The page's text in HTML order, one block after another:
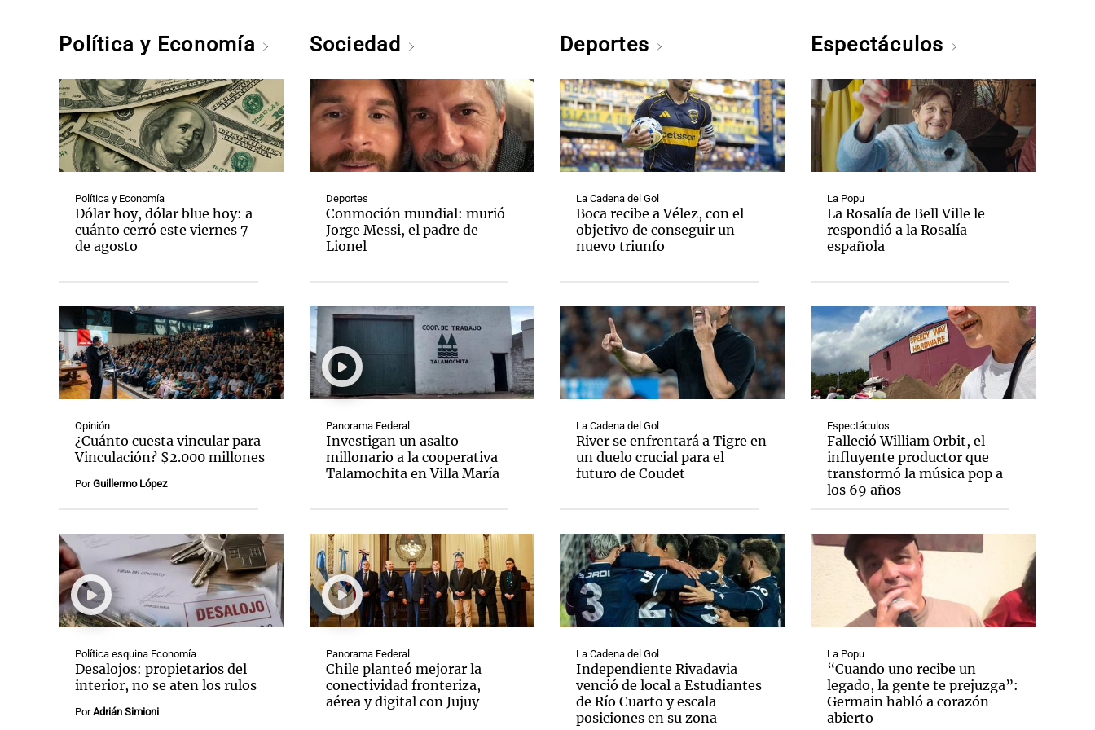
Política y Economía
Política y Economía
Dólar hoy, dólar blue hoy: a
cuánto cerró este viernes 7
de agosto
Opinión
¿Cuánto cuesta vincular para
Vinculación? $2.000 millones
PorGuillermo López
Política esquina Economía
Desalojos: propietarios del
interior, no se aten los rulos
PorAdrián Simioni
Sociedad
Deportes
Conmoción mundial: murió
Jorge Messi, el padre de
Lionel
Panorama Federal
Investigan un asalto
millonario a la cooperativa
Talamochita en Villa María
Panorama Federal
Chile planteó mejorar la
conectividad fronteriza,
aérea y digital con Jujuy
Deportes
La Cadena del Gol
Boca recibe a Vélez, con el
objetivo de conseguir un
nuevo triunfo
La Cadena del Gol
River se enfrentará a Tigre en
un duelo crucial para el
futuro de Coudet
La Cadena del Gol
Independiente Rivadavia
venció de local a Estudiantes
de Río Cuarto y escala
posiciones en su zona
Espectáculos
La Popu
La Rosalía de Bell Ville le
respondió a la Rosalía
española
Espectáculos
Falleció William Orbit, el
influyente productor que
transformó la música pop a
los 69 años
La Popu
“Cuando uno recibe un
legado, la gente te prejuzga”:
Germain habló a corazón
abierto
Notas
El huracán de Arequito Cadena 3 en Groenlandia
Notas